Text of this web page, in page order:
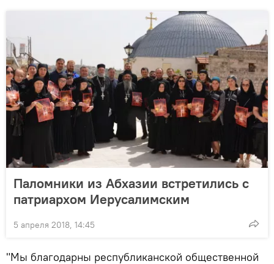
Паломники из Абхазии встретились с
патриархом Иерусалимским
5 апреля 2018, 14:45
"Мы благодарны республиканской общественной